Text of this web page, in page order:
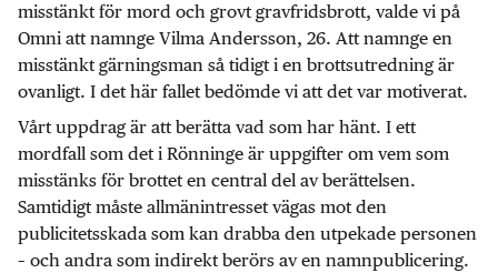
misstänkt för mord och grovt gravfridsbrott, valde vi på
Omni att namnge Vilma Andersson, 26. Att namnge en
misstänkt gärningsman så tidigt i en brottsutredning är
ovanligt. I det här fallet bedömde vi att det var motiverat.
Vårt uppdrag är att berätta vad som har hänt. I ett
mordfall som det i Rönninge är uppgifter om vem som
misstänks för brottet en central del av berättelsen.
Samtidigt måste allmänintresset vägas mot den
publicitetsskada som kan drabba den utpekade personen
– och andra som indirekt berörs av en namnpublicering.